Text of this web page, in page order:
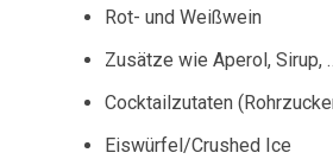
Rot- und Weißwein
Zusätze wie Aperol, Sirup,
Cocktailzutaten
Eiswürfel/Crushed Ice